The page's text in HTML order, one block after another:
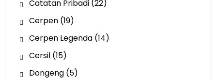
Catatan Pribadi(22)
Cerpen(19)
Cerpen Legenda(14)
Cersil(15)
Dongeng(5)